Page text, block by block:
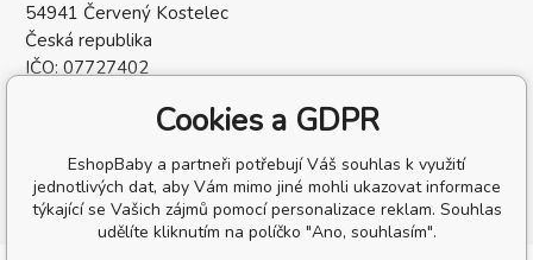
54941 Červený Kostelec
Česká republika
IČO: 07727402
Cookies a GDPR
EshopBaby a partneři potřebují Váš souhlas k využití
jednotlivých dat, aby Vám mimo jiné mohli ukazovat informace
týkající se Vašich zájmů pomocí personalizace reklam. Souhlas
udělíte kliknutím na políčko "Ano, souhlasím".